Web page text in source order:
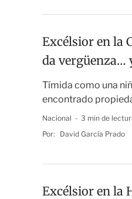
Excélsior en la
da vergüenza…
Tímida como una
encontrado
Nacional
3 min de
Por:
David García Prado
Excélsior en la